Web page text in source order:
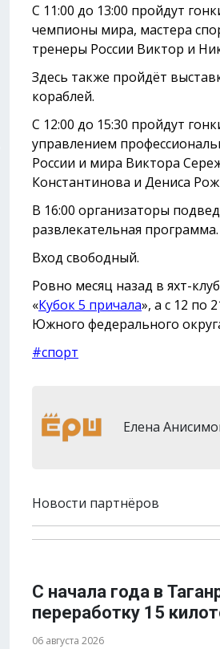
С 11:00 до 13:00 пройдут
чемпионы мира, мастера
тренеры России Виктор и
Здесь также пройдёт
кораблей.
С 12:00 до 15:30 пройдут
управлением
России и мира Виктора
Константинова и Дениса
В 16:00 организаторы
развлекательная программа.
Вход свободный.
Ровно месяц назад в яхт-
«Кубок 5 причала», а с 12 по
Южного федерального
#спорт
Елена
Новости партнёров
С начала года в
переработку 15
06 августа 2026